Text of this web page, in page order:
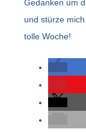
Gedanken um
und stürze
tolle Woche!